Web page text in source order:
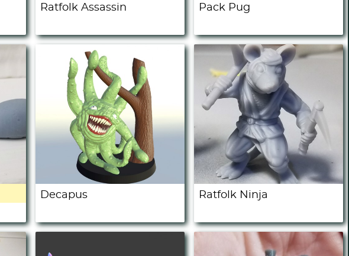
Ratfolk Assassin Pack Pug
Decapus Ratfolk Ninja